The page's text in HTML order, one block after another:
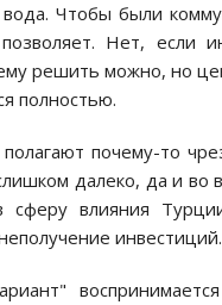
Чтобы были
Нет, если
решить можно, но
полностью.
почему-то
далеко, да и
сферу влияния
инвестиций.